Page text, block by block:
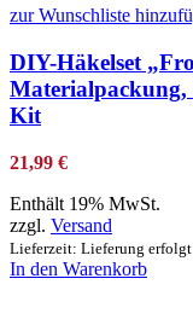
zur Wunschliste
DIY-Häkelset
Materialpackung,
Kit
21,99 €
Enthält 19% MwSt.
zzgl. Versand
Lieferzeit: Lieferung
In den Warenkorb